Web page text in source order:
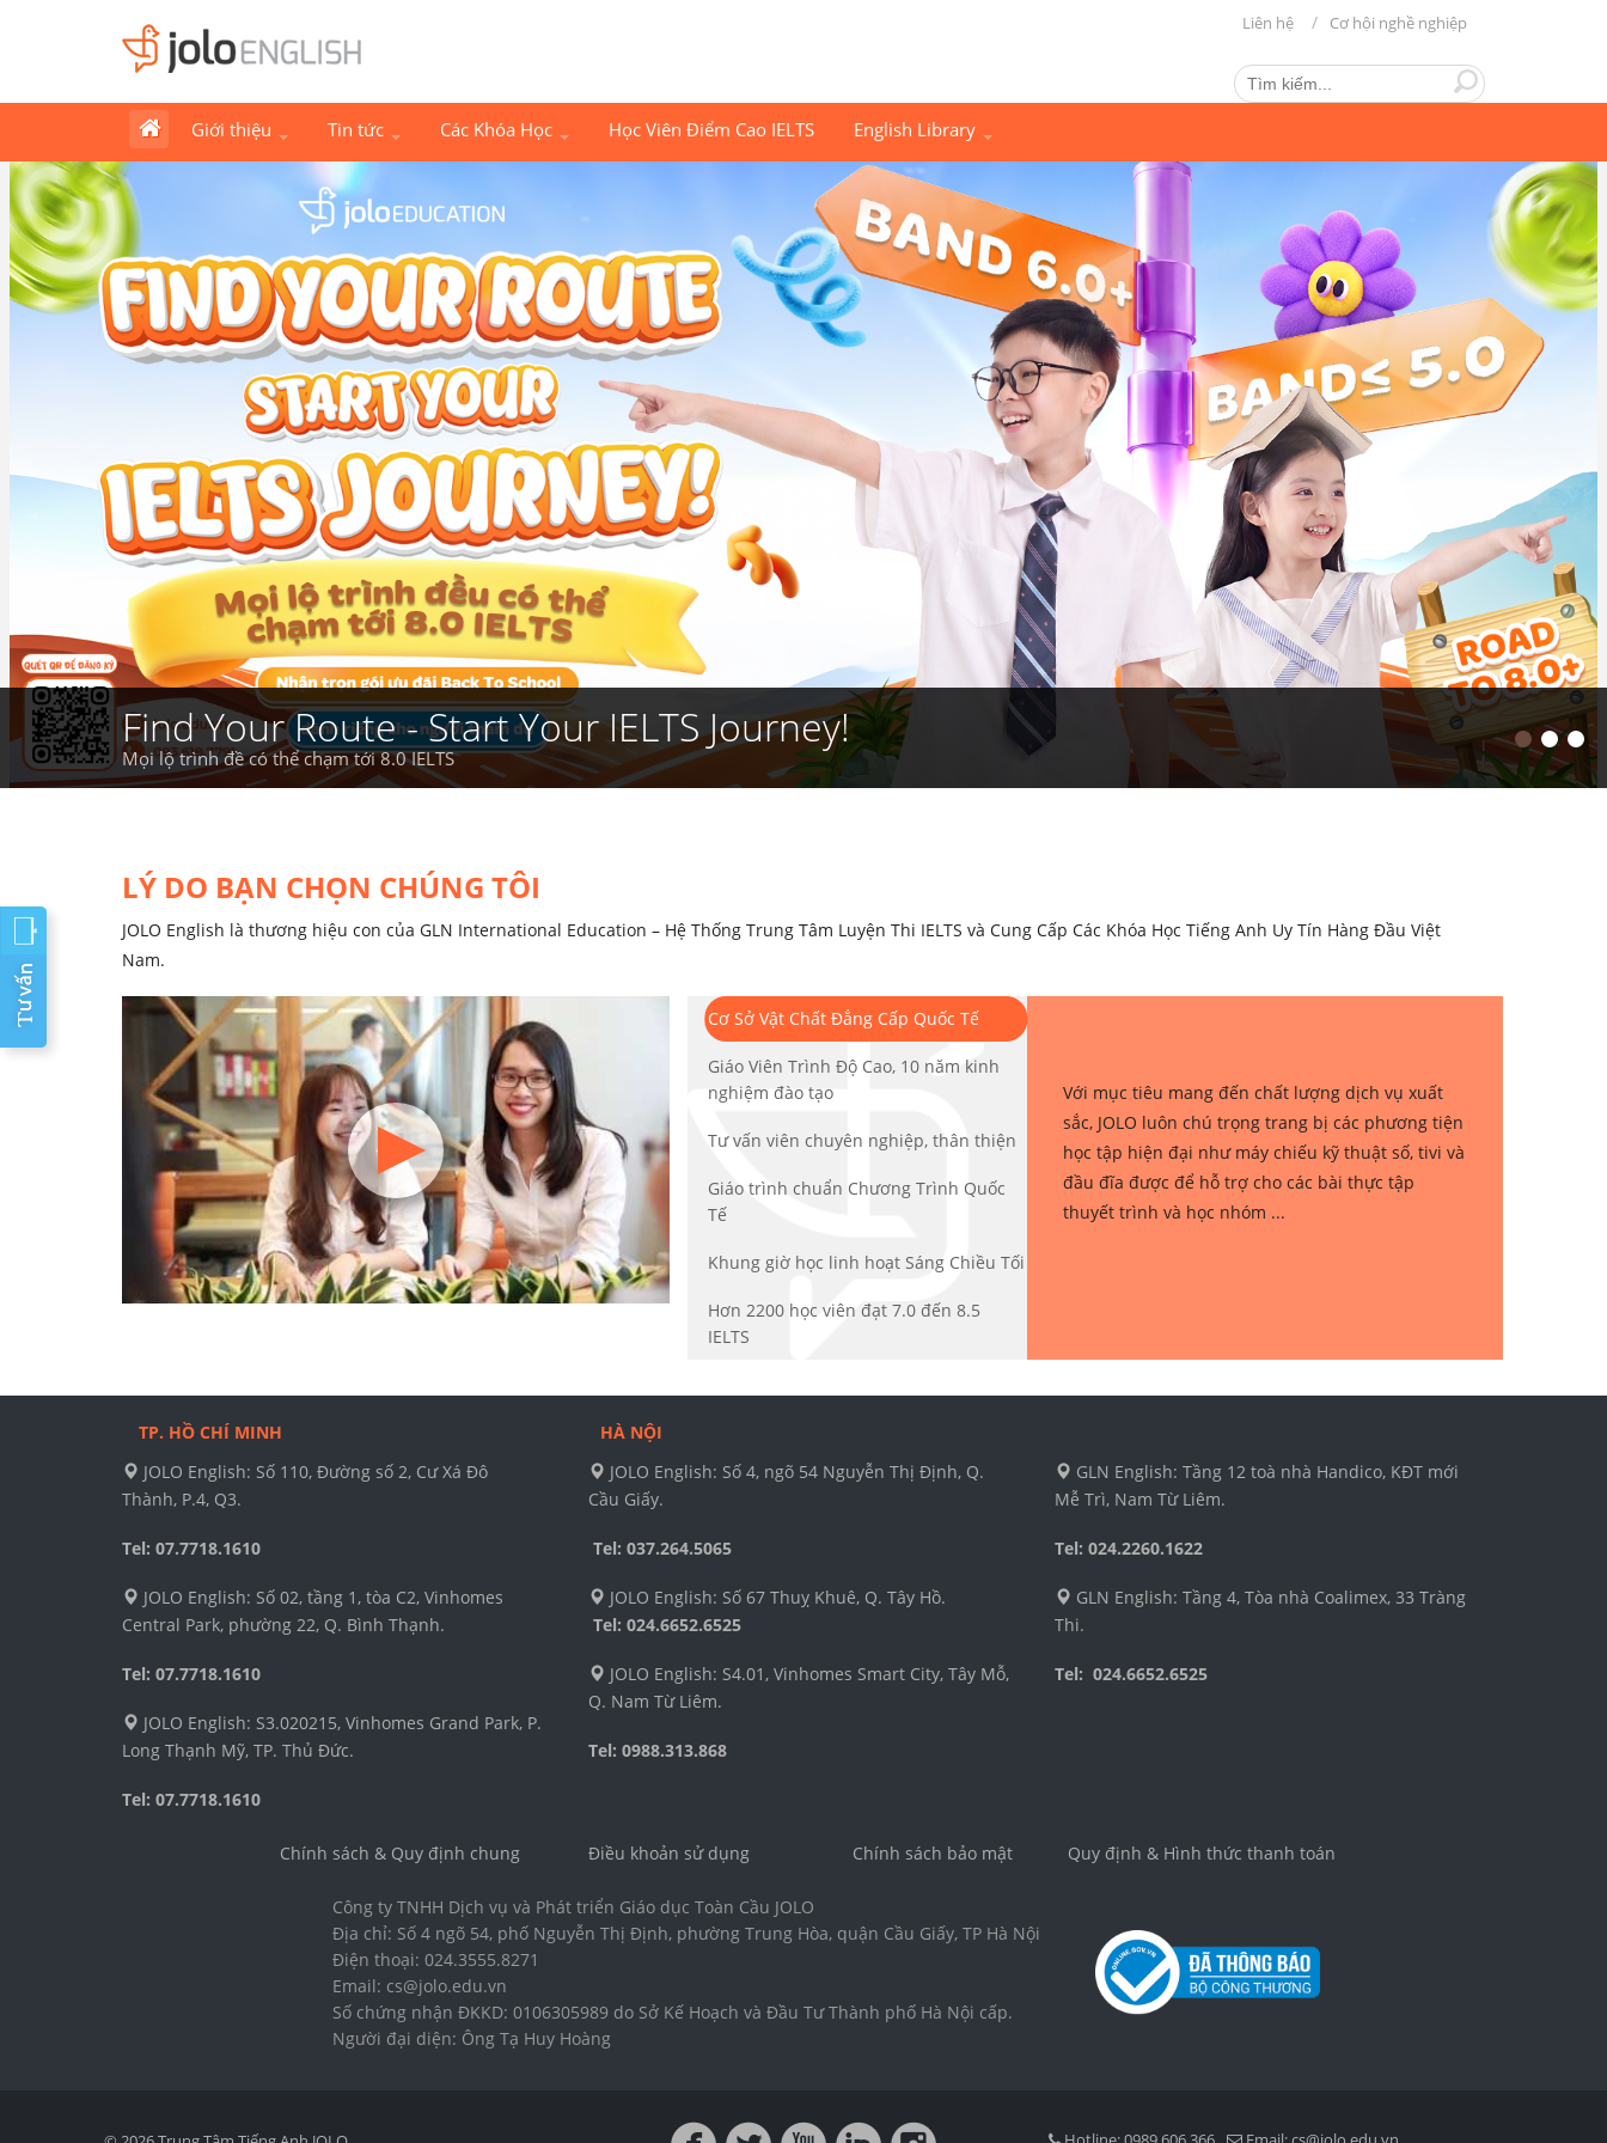
Liên hệ Cơ hội nghề nghiệp
Giới thiệu Tin tức Các Khóa Học Học Viên Điểm Cao IELTS English Library
Find Your Route - Start Your IELTS Journey!
Mọi lộ trình đề có thể chạm tới 8.0 IELTS
LÝ DO BẠN CHỌN CHÚNG TÔI
JOLO English là thương hiệu con của GLN International Education – Hệ Thống Trung Tâm Luyện Thi IELTS và Cung Cấp Các Khóa Học Tiếng Anh Uy Tín Hàng Đầu Việt
Nam.
Cơ Sở Vật Chất Đẳng Cấp Quốc Tế
Giáo Viên Trình Độ Cao, 10 năm kinh
nghiệm đào tạo
Tư vấn viên chuyên nghiệp, thân thiện
Giáo trình chuẩn Chương Trình Quốc
Tế
Khung giờ học linh hoạt Sáng Chiều Tối
Hơn 2200 học viên đạt 7.0 đến 8.5
IELTS
Với mục tiêu mang đến chất lượng dịch vụ xuất
sắc, JOLO luôn chú trọng trang bị các phương tiện
học tập hiện đại như máy chiếu kỹ thuật số, tivi và
đầu đĩa được để hỗ trợ cho các bài thực tập
thuyết trình và học nhóm ...
TP. HỒ CHÍ MINH
JOLO English: Số 110, Đường số 2, Cư Xá Đô
Thành, P.4, Q3.
Tel: 07.7718.1610
JOLO English: Số 02, tầng 1, tòa C2, Vinhomes
Central Park, phường 22, Q. Bình Thạnh.
Tel: 07.7718.1610
JOLO English: S3.020215, Vinhomes Grand Park, P.
Long Thạnh Mỹ, TP. Thủ Đức.
Tel: 07.7718.1610
HÀ NỘI
JOLO English: Số 4, ngõ 54 Nguyễn Thị Định, Q.
Cầu Giấy.
Tel: 037.264.5065
JOLO English: Số 67 Thuỵ Khuê, Q. Tây Hồ.
Tel: 024.6652.6525
JOLO English: S4.01, Vinhomes Smart City, Tây Mỗ,
Q. Nam Từ Liêm.
Tel: 0988.313.868
GLN English: Tầng 12 toà nhà Handico, KĐT mới
Mễ Trì, Nam Từ Liêm.
Tel: 024.2260.1622
GLN English: Tầng 4, Tòa nhà Coalimex, 33 Tràng
Thi.
Tel: 024.6652.6525
Chính sách & Quy định chung Điều khoản sử dụng Chính sách bảo mật Quy định & Hình thức thanh toán
Công ty TNHH Dịch vụ và Phát triển Giáo dục Toàn Cầu JOLO
Địa chỉ: Số 4 ngõ 54, phố Nguyễn Thị Định, phường Trung Hòa, quận Cầu Giấy, TP Hà Nội
Điện thoại: 024.3555.8271
Email: cs@jolo.edu.vn
Số chứng nhận ĐKKD: 0106305989 do Sở Kế Hoạch và Đầu Tư Thành phố Hà Nội cấp.
Người đại diện: Ông Tạ Huy Hoàng